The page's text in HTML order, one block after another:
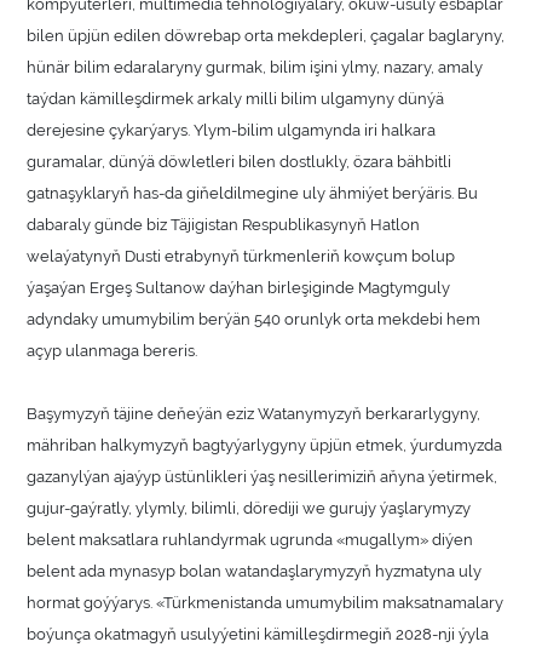
bilen üpjün edilen döwrebap orta mekdepleri, çagalar baglaryny,
hünär bilim edaralaryny gurmak, bilim işini ylmy, nazary, amaly
taýdan kämilleşdirmek arkaly milli bilim ulgamyny dünýä
derejesine çykarýarys. Ylym-bilim ulgamynda iri halkara
guramalar, dünýä döwletleri bilen dostlukly, özara bähbitli
gatnaşyklaryň has-da giňeldilmegine uly ähmiýet berýäris. Bu
dabaraly günde biz Täjigistan Respublikasynyň Hatlon
welaýatynyň Dusti etrabynyň türkmenleriň kowçum bolup
ýaşaýan Ergeş Sultanow daýhan birleşiginde Magtymguly
adyndaky umumybilim berýän 540 orunlyk orta mekdebi hem
açyp ulanmaga bereris.
Başymyzyň täjine deňeýän eziz Watanymyzyň berkararlygyny,
mähriban halkymyzyň bagtyýarlygyny üpjün etmek, ýurdumyzda
gazanylýan ajaýyp üstünlikleri ýaş nesillerimiziň aňyna ýetirmek,
gujur-gaýratly, ylymly, bilimli, dörediji we gurujy ýaşlarymyzy
belent maksatlara ruhlandyrmak ugrunda «mugallym» diýen
belent ada mynasyp bolan watandaşlarymyzyň hyzmatyna uly
hormat goýýarys. «Türkmenistanda umumybilim maksatnamalary
boýunça okatmagyň usulyýetini kämilleşdirmegiň 2028-nji ýyla